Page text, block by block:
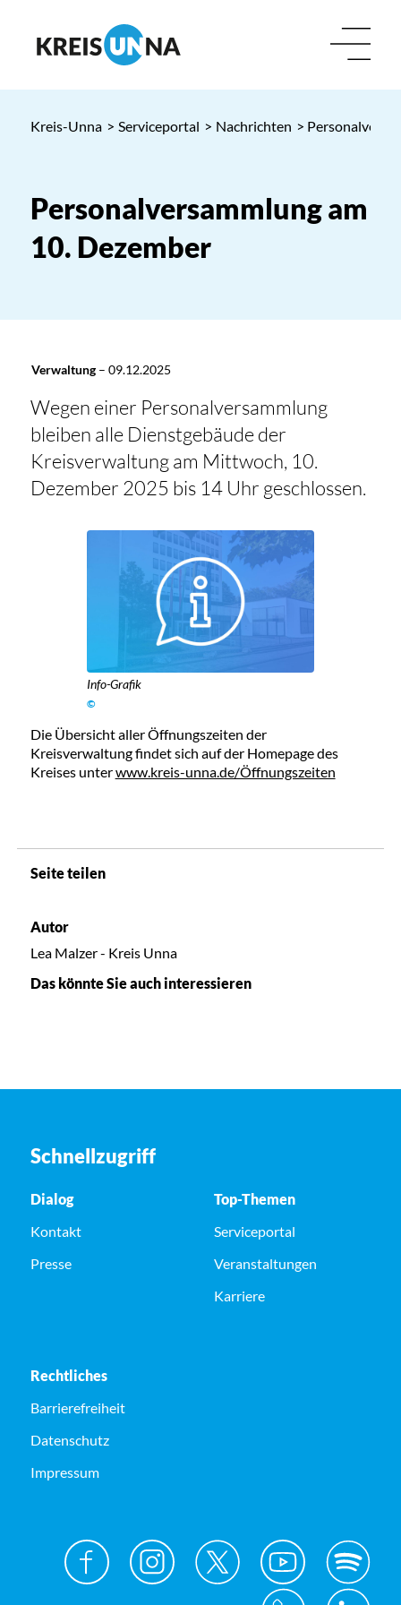
Kreis-Unna > Serviceportal > Nachrichten >
Personalversammlung am
10. Dezember
Verwaltung– 09.12.2025
Wegen einer Personalversammlung
bleiben alle Dienstgebäude der
Kreisverwaltung am Mittwoch, 10.
Dezember 2025 bis 14 Uhr geschlossen.
Info-Grafik
©
Die Übersicht aller Öffnungszeiten der
Kreisverwaltung findet sich auf der Homepage des
Kreises unterwww.kreis-unna.de/Öffnungszeiten
Seite teilen
Autor
Lea Malzer - Kreis Unna
Das könnte Sie auch interessieren
Schnellzugriff
Dialog
Kontakt
Presse
Top-Themen
Serviceportal
Veranstaltungen
Karriere
Rechtliches
Barrierefreiheit
Datenschutz
Impressum